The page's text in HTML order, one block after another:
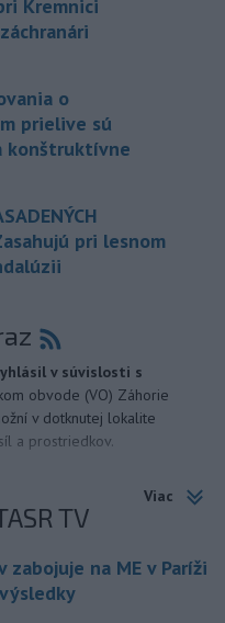
Kremnici
o
prielive sú
konštruktívne
pri lesnom
v súvislosti s
obvode (VO) Záhorie
v dotknutej lokalite
a prostriedkov.
Viac
TV
zabojuje na ME v Paríži